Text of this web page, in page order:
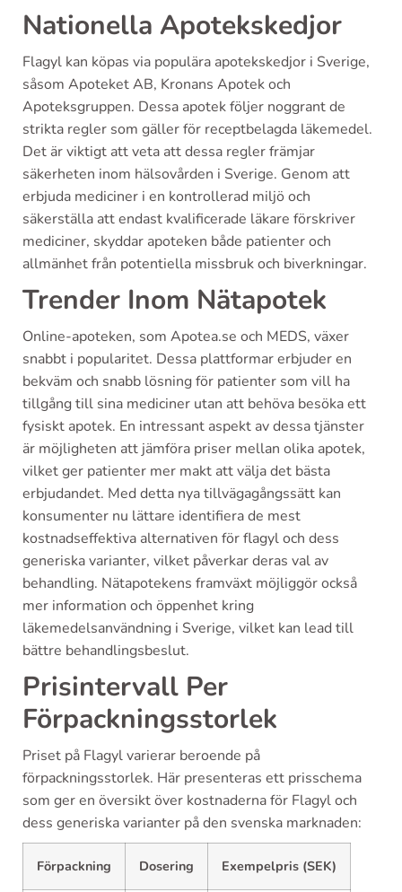
Nationella Apotekskedjor
Flagyl kan köpas via populära apotekskedjor i Sverige,
såsom Apoteket AB, Kronans Apotek och
Apoteksgruppen. Dessa apotek följer noggrant de
strikta regler som gäller för receptbelagda läkemedel.
Det är viktigt att veta att dessa regler främjar
säkerheten inom hälsovården i Sverige. Genom att
erbjuda mediciner i en kontrollerad miljö och
säkerställa att endast kvalificerade läkare förskriver
mediciner, skyddar apoteken både patienter och
allmänhet från potentiella missbruk och biverkningar.
Trender Inom Nätapotek
Online-apoteken, som Apotea.se och MEDS, växer
snabbt i popularitet. Dessa plattformar erbjuder en
bekväm och snabb lösning för patienter som vill ha
tillgång till sina mediciner utan att behöva besöka ett
fysiskt apotek. En intressant aspekt av dessa tjänster
är möjligheten att jämföra priser mellan olika apotek,
vilket ger patienter mer makt att välja det bästa
erbjudandet. Med detta nya tillvägagångssätt kan
konsumenter nu lättare identifiera de mest
kostnadseffektiva alternativen för flagyl och dess
generiska varianter, vilket påverkar deras val av
behandling. Nätapotekens framväxt möjliggör också
mer information och öppenhet kring
läkemedelsanvändning i Sverige, vilket kan lead till
bättre behandlingsbeslut.
Prisintervall Per
Förpackningsstorlek
Priset på Flagyl varierar beroende på
förpackningsstorlek. Här presenteras ett prisschema
som ger en översikt över kostnaderna för Flagyl och
dess generiska varianter på den svenska marknaden:
Förpackning Dosering Exempelpris (SEK)